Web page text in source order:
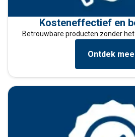
Kosteneffectief en
Betrouwbare producten zonder
Ontdek
Functioneel
ALLES
ALLES
DETAILS WEERGEVEN